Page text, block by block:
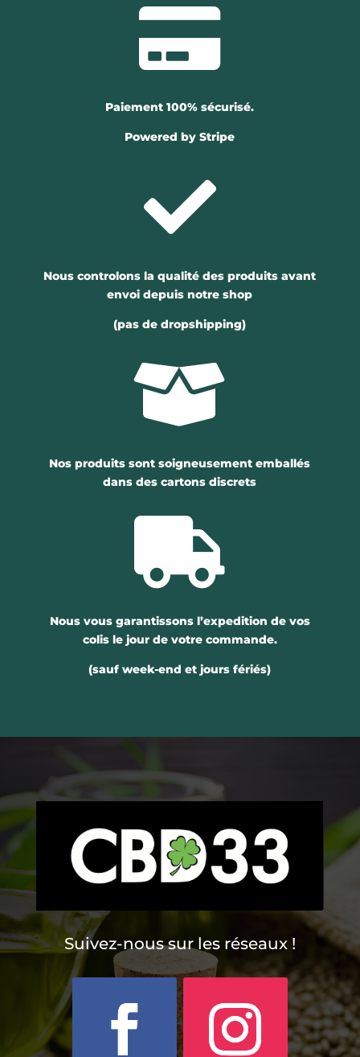

Paiement 100% sécurisé.
Powered by Stripe

Nous controlons la qualité des produits avant
envoi depuis notre shop
(pas de dropshipping)

Nos produits sont soigneusement emballés
dans des cartons discrets

Nous vous garantissons l’expedition de vos
colis le jour de votre commande.
(sauf week-end et jours fériés)
Suivez-nous sur les réseaux !